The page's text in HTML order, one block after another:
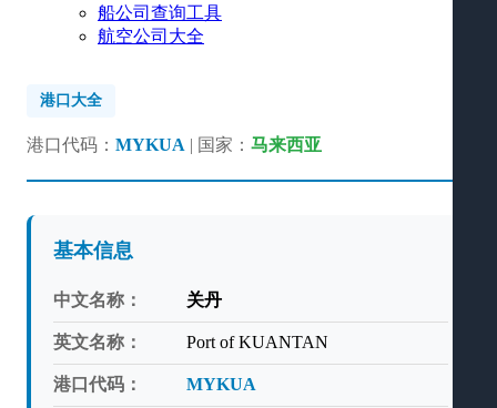
船公司查询工具
航空公司大全
港口大全
港口代码： MYKUA | 国家： 马来西亚
基本信息
中文名称： 关丹
英文名称： Port of KUANTAN
港口代码： MYKUA